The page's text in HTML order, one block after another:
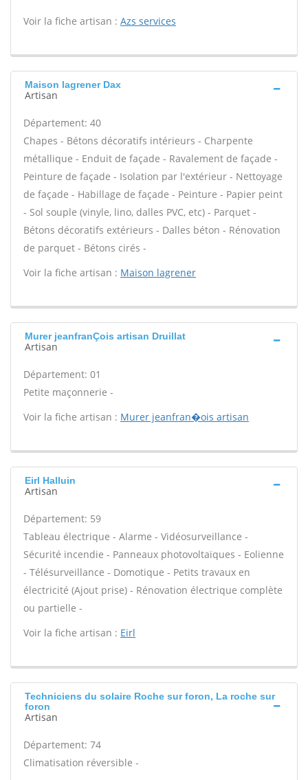
Voir la fiche artisan : Azs services
Maison lagrener Dax
Artisan
Département: 40
Chapes - Bétons décoratifs intérieurs - Charpente
métallique - Enduit de façade - Ravalement de façade -
Peinture de façade - Isolation par l'extérieur - Nettoyage
de façade - Habillage de façade - Peinture - Papier peint
- Sol souple (vinyle, lino, dalles PVC, etc) - Parquet -
Bétons décoratifs extérieurs - Dalles béton - Rénovation
de parquet - Bétons cirés -
Voir la fiche artisan : Maison lagrener
Murer jeanfranÇois artisan Druillat
Artisan
Département: 01
Petite maçonnerie -
Voir la fiche artisan : Murer jeanfran�ois artisan
Eirl Halluin
Artisan
Département: 59
Tableau électrique - Alarme - Vidéosurveillance -
Sécurité incendie - Panneaux photovoltaïques - Eolienne
- Télésurveillance - Domotique - Petits travaux en
électricité (Ajout prise) - Rénovation électrique complète
ou partielle -
Voir la fiche artisan : Eirl
Techniciens du solaire Roche sur foron, La roche sur
foron
Artisan
Département: 74
Climatisation réversible -